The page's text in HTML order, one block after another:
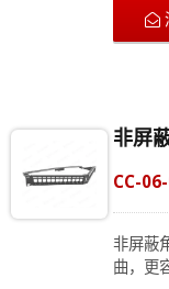
一个
添加或
非屏
CC-
非屏蔽
曲，更